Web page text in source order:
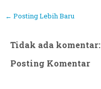
← Posting Lebih Baru
Tidak ada komentar:
Posting Komentar